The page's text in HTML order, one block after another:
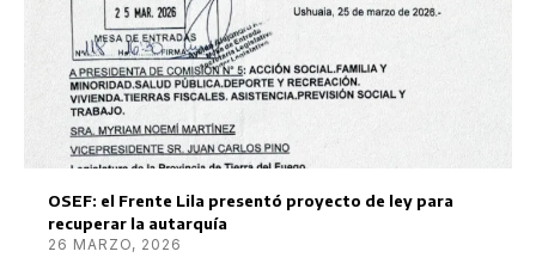
OSEF: el Frente Lila presentó proyecto de ley para
recuperar la autarquía
26 MARZO, 2026